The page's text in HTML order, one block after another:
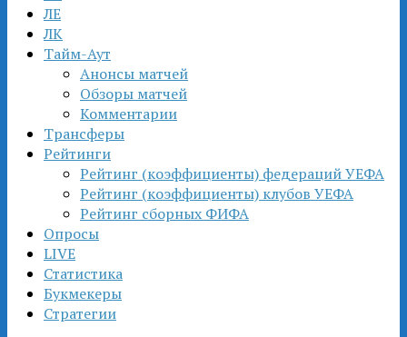
ЛЕ
ЛК
Тайм-Аут
Анонсы матчей
Обзоры матчей
Комментарии
Трансферы
Рейтинги
Рейтинг (коэффициенты) федераций УЕФА
Рейтинг (коэффициенты) клубов УЕФА
Рейтинг сборных ФИФА
Опросы
LIVE
Статистика
Букмекеры
Стратегии